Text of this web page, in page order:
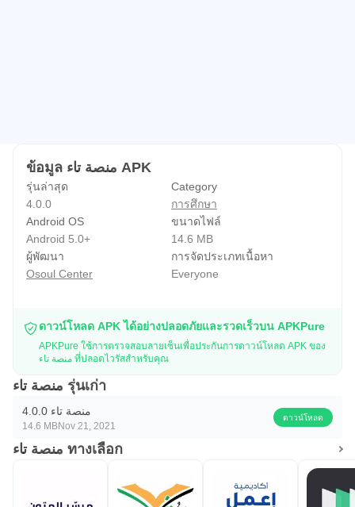
ข้อมูล منصة تاء APK
รุ่นล่าสุด
4.0.0
Category
การศึกษา
Android OS
Android 5.0+
ขนาดไฟล์
14.6 MB
ผู้พัฒนา
Osoul Center
การจัดประเภทเนื้อหา
Everyone
ดาวน์โหลด APK ได้อย่างปลอดภัยและรวดเร็วบน APKPure
APKPure ใช้การตรวจสอบลายเซ็นเพื่อประกันการดาวน์โหลด APK ของ
منصة تاء ที่ปลอดไวรัสสำหรับคุณ
منصة تاء รุ่นเก่า
منصة تاء 4.0.0
14.6 MBNov 21, 2021
ดาวน์โหลด
منصة تاء ทางเลือก